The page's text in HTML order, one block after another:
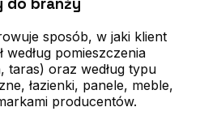
sposób, w jaki klient
według pomieszczenia
taras) oraz według typu
łazienki, panele, meble,
producentów.